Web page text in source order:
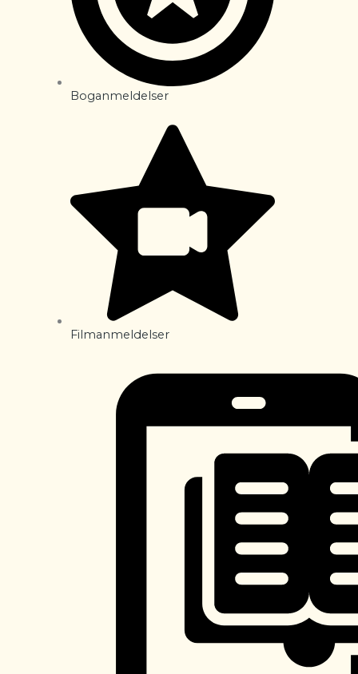
Boganmeldelser
Filmanmeldelser